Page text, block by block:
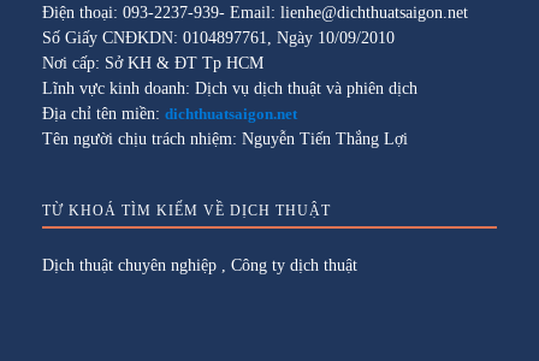
Điện thoại: 093-2237-939- Email: lienhe@dichthuatsaigon.net
Số Giấy CNĐKDN: 0104897761, Ngày 10/09/2010
Nơi cấp: Sở KH & ĐT Tp HCM
Lĩnh vực kinh doanh: Dịch vụ dịch thuật và phiên dịch
Địa chỉ tên miền: dichthuatsaigon.net
Tên người chịu trách nhiệm: Nguyễn Tiến Thắng Lợi
TỪ KHOÁ TÌM KIẾM VỀ DỊCH THUẬT
Dịch thuật chuyên nghiệp , Công ty dịch thuật